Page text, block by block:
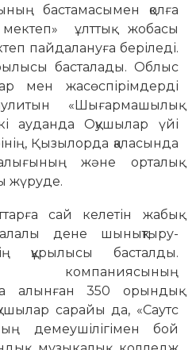
бастамасымен қолға
ұлттық жобасы
пайдалануға беріледі.
басталады. Облыс
мен жасөспірімдерді
«Шығармашылық
ауданда Оқушылар үйі
Қызылорда қаласында
және орталық
жүруде.
сай келетін жабық
дене шынықтыру-
құрылысы басталды.
компаниясының
алынған 350 орындық
сарайы да, «Саутс
демеушілігімен бой